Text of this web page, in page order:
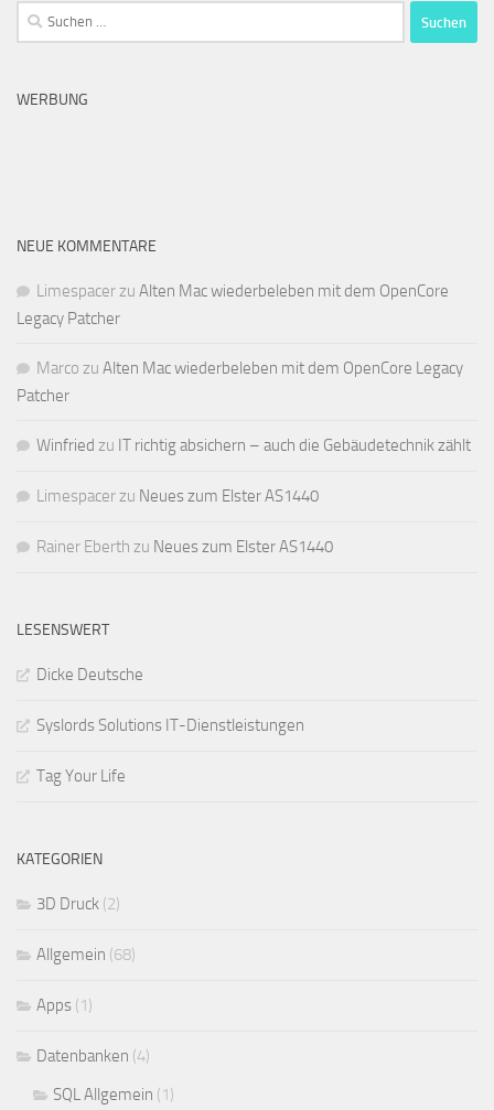
Suchen
nach:
WERBUNG
NEUE KOMMENTARE
Limespacerzu Alten Mac wiederbeleben mit dem OpenCore
Legacy Patcher
Marco zu Alten Mac wiederbeleben mit dem OpenCore Legacy
Patcher
Winfried zu IT richtig absichern – auch die Gebäudetechnik zählt
Limespacerzu Neues zum Elster AS1440
Rainer Eberth zu Neues zum Elster AS1440
LESENSWERT
Dicke Deutsche
Syslords Solutions IT-Dienstleistungen
Tag Your Life
KATEGORIEN
3D Druck (2)
Allgemein (68)
Apps (1)
Datenbanken (4)
SQL Allgemein (1)